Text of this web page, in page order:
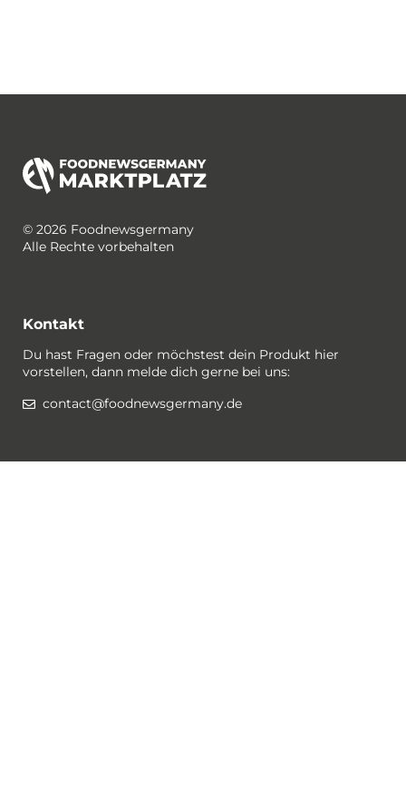
© 2026 Foodnewsgermany
Alle Rechte vorbehalten
Kontakt
Du hast Fragen oder möchstest dein Produkt hier
vorstellen, dann melde dich gerne bei uns:
contact@foodnewsgermany.de